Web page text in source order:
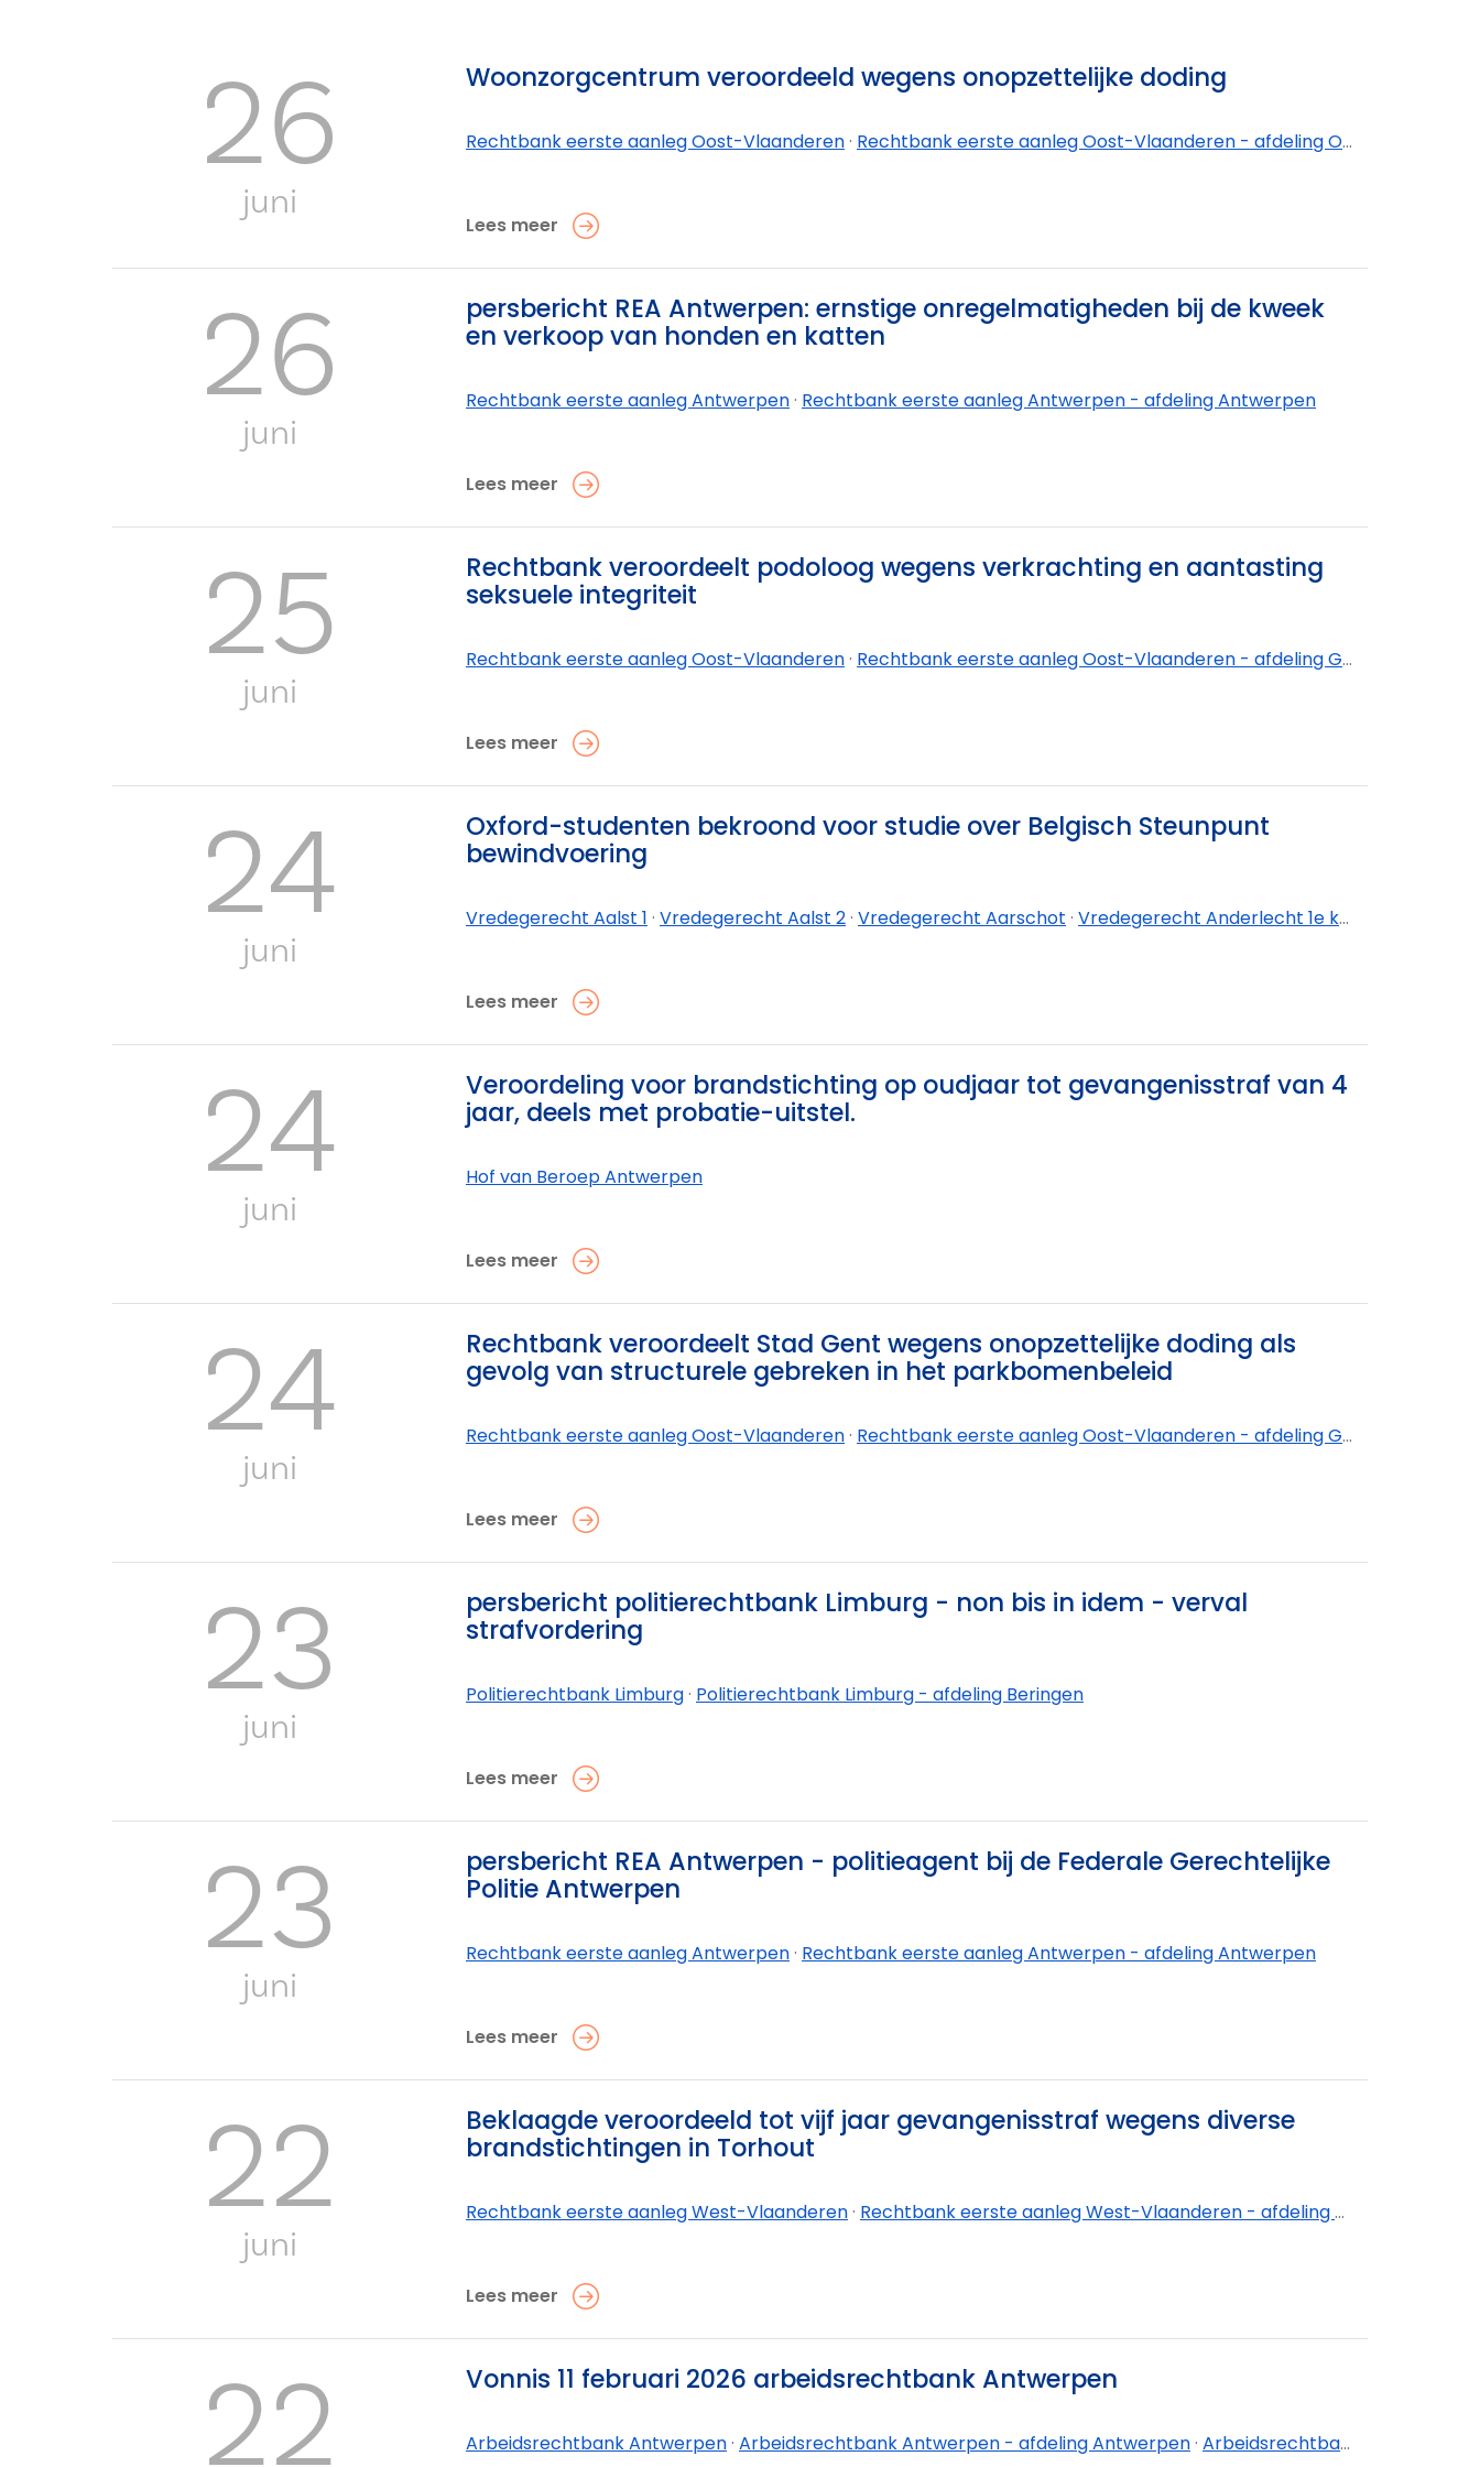
26
juni
Woonzorgcentrum veroordeeld wegens onopzettelijke doding
Rechtbank eerste aanleg Oost-Vlaanderen· Rechtbank eerste aanleg Oost-Vlaanderen - afdeling Oudenaarde
Lees meer
26
juni
persbericht REA Antwerpen: ernstige onregelmatigheden bij de kweek
en verkoop van honden en katten
Rechtbank eerste aanleg Antwerpen· Rechtbank eerste aanleg Antwerpen - afdeling Antwerpen
Lees meer
25
juni
Rechtbank veroordeelt podoloog wegens verkrachting en aantasting
seksuele integriteit
Rechtbank eerste aanleg Oost-Vlaanderen· Rechtbank eerste aanleg Oost-Vlaanderen - afdeling Gent
Lees meer
24
juni
Oxford-studenten bekroond voor studie over Belgisch Steunpunt
bewindvoering
Vredegerecht Aalst 1 · Vredegerecht Aalst 2· Vredegerecht Aarschot · Vredegerecht Anderlecht 1e kanton
Lees meer
24
juni
Veroordeling voor brandstichting op oudjaar tot gevangenisstraf van 4
jaar, deels met probatie-uitstel.
Hof van Beroep Antwerpen
Lees meer
24
juni
Rechtbank veroordeelt Stad Gent wegens onopzettelijke doding als
gevolg van structurele gebreken in het parkbomenbeleid
Rechtbank eerste aanleg Oost-Vlaanderen· Rechtbank eerste aanleg Oost-Vlaanderen - afdeling Gent
Lees meer
23
juni
persbericht politierechtbank Limburg - non bis in idem - verval
strafvordering
Politierechtbank Limburg· Politierechtbank Limburg - afdeling Beringen
Lees meer
23
juni
persbericht REA Antwerpen - politieagent bij de Federale Gerechtelijke
Politie Antwerpen
Rechtbank eerste aanleg Antwerpen· Rechtbank eerste aanleg Antwerpen - afdeling Antwerpen
Lees meer
22
juni
Beklaagde veroordeeld tot vijf jaar gevangenisstraf wegens diverse
brandstichtingen in Torhout
Rechtbank eerste aanleg West-Vlaanderen· Rechtbank eerste aanleg West-Vlaanderen - afdeling Brugge
Lees meer
22 Vonnis 11 februari 2026 arbeidsrechtbank Antwerpen
Arbeidsrechtbank Antwerpen· Arbeidsrechtbank Antwerpen - afdeling Antwerpen· Arbeidsrechtbank Antwerpen - afdeling Hasselt